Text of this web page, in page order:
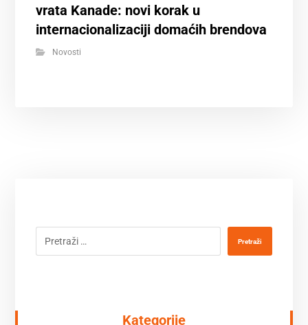
vrata Kanade: novi korak u
internacionalizaciji domaćih brendova
Novosti
Pretraži
Kategorije